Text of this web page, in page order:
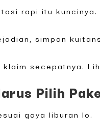
rapi itu kuncinya.
simpan
klaim secepatnya.
Pilih
gaya liburan lo.